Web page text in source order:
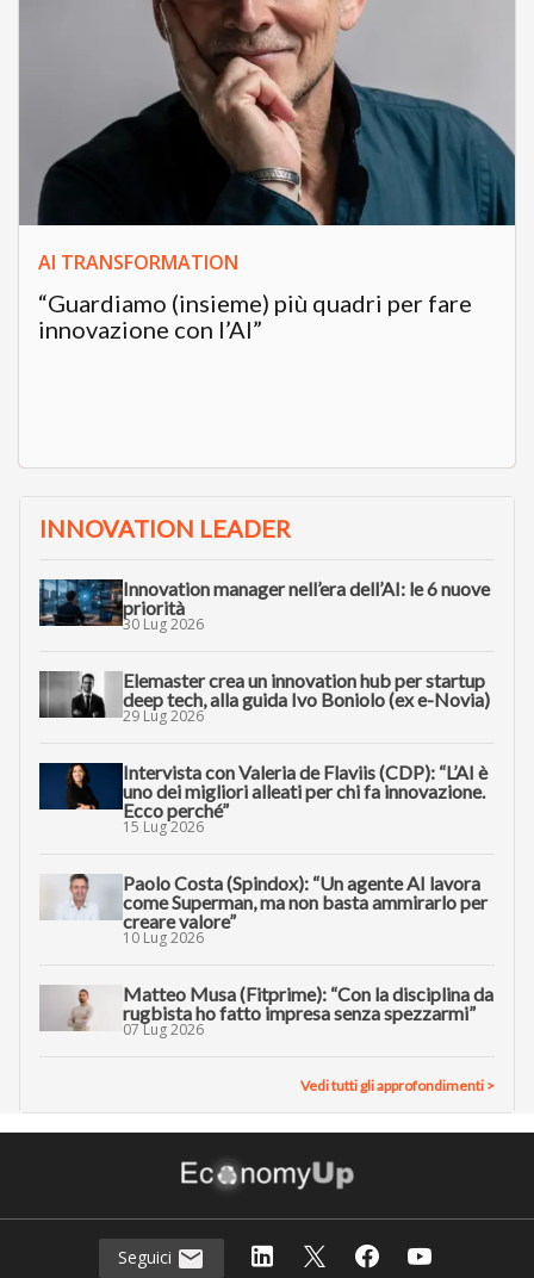
AI TRANSFORMATION
“Guardiamo (insieme) più quadri per fare
innovazione con l’AI”
INNOVATION LEADER
Innovation manager nell’era dell’AI: le 6 nuove
priorità
30 Lug 2026
Elemaster crea un innovation hub per startup
deep tech, alla guida Ivo Boniolo (ex e-Novia)
29 Lug 2026
Intervista con Valeria de Flaviis (CDP): “L’AI è
uno dei migliori alleati per chi fa innovazione.
Ecco perché”
15 Lug 2026
Paolo Costa (Spindox): “Un agente AI lavora
come Superman, ma non basta ammirarlo per
creare valore”
10 Lug 2026
Matteo Musa (Fitprime): “Con la disciplina da
rugbista ho fatto impresa senza spezzarmi”
07 Lug 2026
Vedi tutti gli approfondimenti >
Seguici